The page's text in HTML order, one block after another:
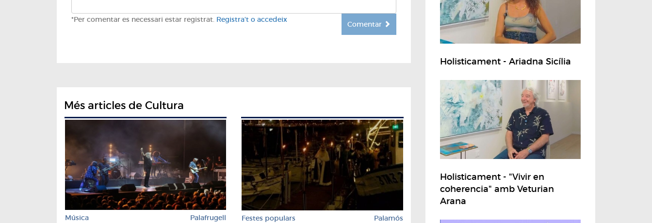
*Per comentar es necessari estar registrat. Registra't o accedeix
Comentar
Més articles de Cultura
Música Palafrugell Festes populars Palamós
Holisticament - Ariadna Sicília
Holisticament - "Vivir en
coherencia" amb Veturian
Arana